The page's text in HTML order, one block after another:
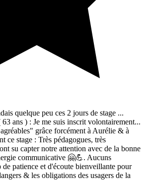
quelque peu ces 2 jours de stage ...
ans ) : Je me suis inscrit volontairement...
grâce forcément à Aurélie & à
ce stage : Très pédagogues, très
su capter notre attention avec de la bonne
communicative 🤗💪. Aucuns
de patience et d'écoute bienveillante pour
& les obligations des usagers de la